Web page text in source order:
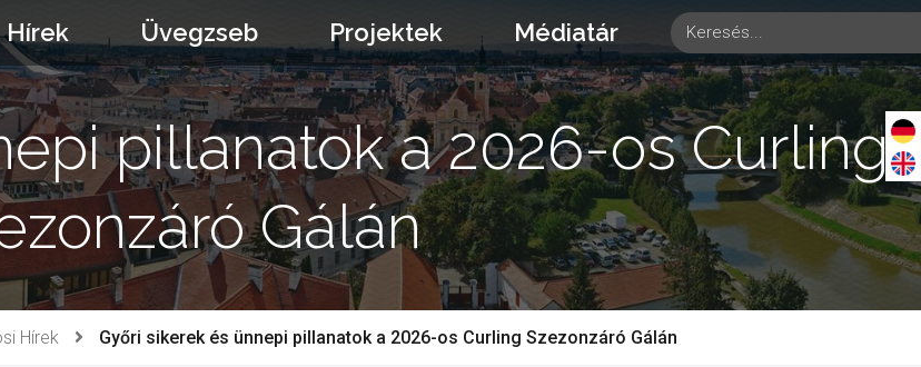
Hírek Üvegzseb Projektek Médiatár
pillanatok a 2026-os Curling
Gálán
Hírek Győri sikerek és ünnepi pillanatok a 2026-os Curling Szezonzáró Gálán